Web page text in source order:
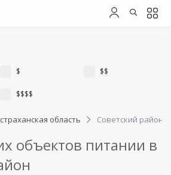
$ $$
$$$$
область Советский район
объектов питании в